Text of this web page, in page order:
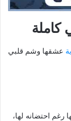
كاملة
عشقها وشم قلبي
احتضانه لها،